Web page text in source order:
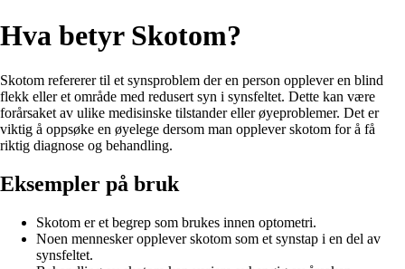
Hva betyr Skotom?
Skotom refererer til et synsproblem der en person opplever en blind
flekk eller et område med redusert syn i synsfeltet. Dette kan være
forårsaket av ulike medisinske tilstander eller øyeproblemer. Det er
viktig å oppsøke en øyelege dersom man opplever skotom for å få
riktig diagnose og behandling.
Eksempler på bruk
Skotom er et begrep som brukes innen optometri.
Noen mennesker opplever skotom som et synstap i en del av
synsfeltet.